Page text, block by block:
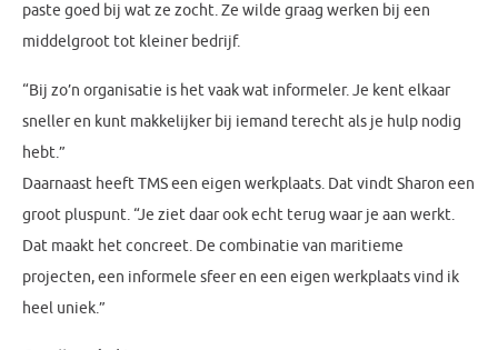
paste goed bij wat ze zocht. Ze wilde graag werken bij een
middelgroot tot kleiner bedrijf.
“Bij zo’n organisatie is het vaak wat informeler. Je kent elkaar
sneller en kunt makkelijker bij iemand terecht als je hulp nodig
hebt.”
Daarnaast heeft TMS een eigen werkplaats. Dat vindt Sharon een
groot pluspunt. “Je ziet daar ook echt terug waar je aan werkt.
Dat maakt het concreet. De combinatie van maritieme
projecten, een informele sfeer en een eigen werkplaats vind ik
heel uniek.”